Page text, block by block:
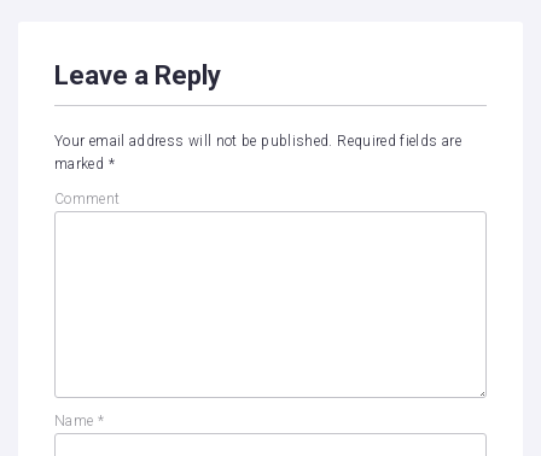
Leave a Reply
Your email address will not be published. Required fields are
marked *
Comment
Name *